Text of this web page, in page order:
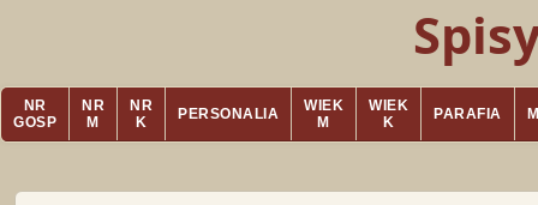
NR
GOSP
NR
M
NR
K
PERSONALIA
WIEK
M
WIEK
K
PARAFIA